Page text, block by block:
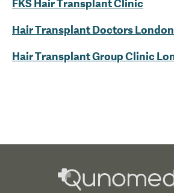
FKS Hair Transplant Clinic
Hair Transplant Doctors London
Hair Transplant Group Clinic